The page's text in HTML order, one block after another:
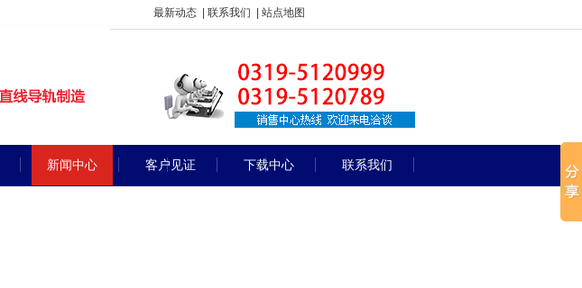
最新动态 联系我们 站点地图
新闻中心 客户见证 下载中心 联系我们